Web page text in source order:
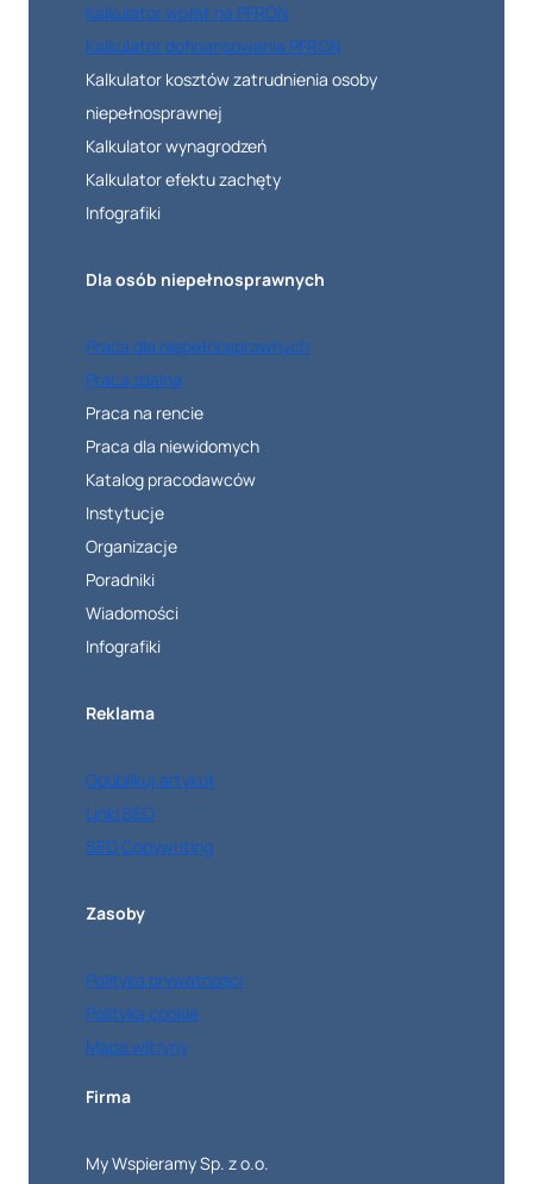
Kalkulator wpłat na PFRON
Kalkulator dofinansowania PFRON
Kalkulator kosztów zatrudnienia osoby
niepełnosprawnej
Kalkulator wynagrodzeń
Kalkulator efektu zachęty
Infografiki
Dla osób niepełnosprawnych
Praca dla niepełnosprawnych
Praca zdalna
Praca na rencie
Praca dla niewidomych
Katalog pracodawców
Instytucje
Organizacje
Poradniki
Wiadomości
Infografiki
Reklama
Opublikuj artykuł
Linki SEO
SEO Copywriting
Zasoby
Polityka prywatności
Polityka cookie
Mapa witryny
Firma
My Wspieramy Sp. z o.o.